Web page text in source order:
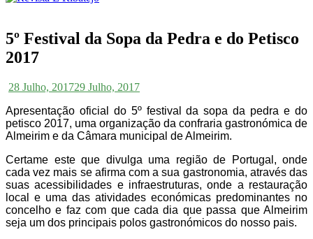
5º Festival da Sopa da Pedra e do Petisco
2017
28 Julho, 201729 Julho, 2017
Apresentação oficial do 5º festival da sopa da pedra e do
petisco 2017, uma organização da confraria gastronómica de
Almeirim e da Câmara municipal de Almeirim.
Certame este que divulga uma região de Portugal, onde
cada vez mais se afirma com a sua gastronomia, através das
suas acessibilidades e infraestruturas, onde a restauração
local e uma das atividades económicas predominantes no
concelho e faz com que cada dia que passa que Almeirim
seja um dos principais polos gastronómicos do nosso pais.